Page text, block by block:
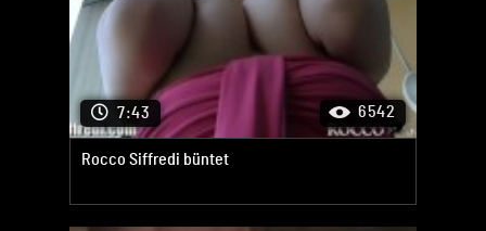
Rocco Siffredi büntet
7:43 6542